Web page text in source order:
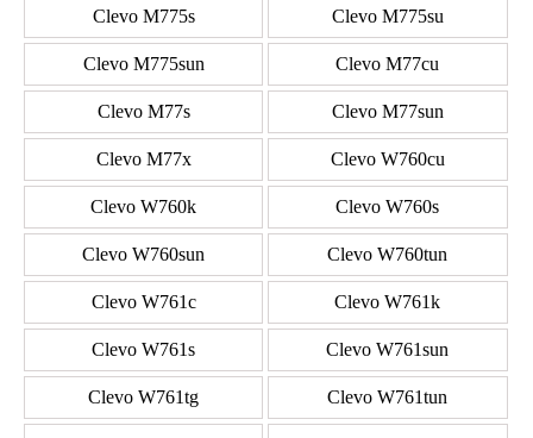
Clevo M775s Clevo M775su
Clevo M775sun Clevo M77cu
Clevo M77s Clevo M77sun
Clevo M77x Clevo W760cu
Clevo W760k Clevo W760s
Clevo W760sun Clevo W760tun
Clevo W761c Clevo W761k
Clevo W761s Clevo W761sun
Clevo W761tg Clevo W761tun